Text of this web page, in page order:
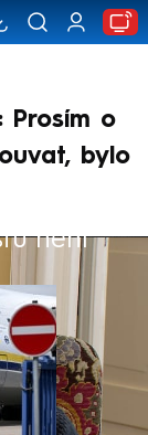
Prosím o
bylo
není